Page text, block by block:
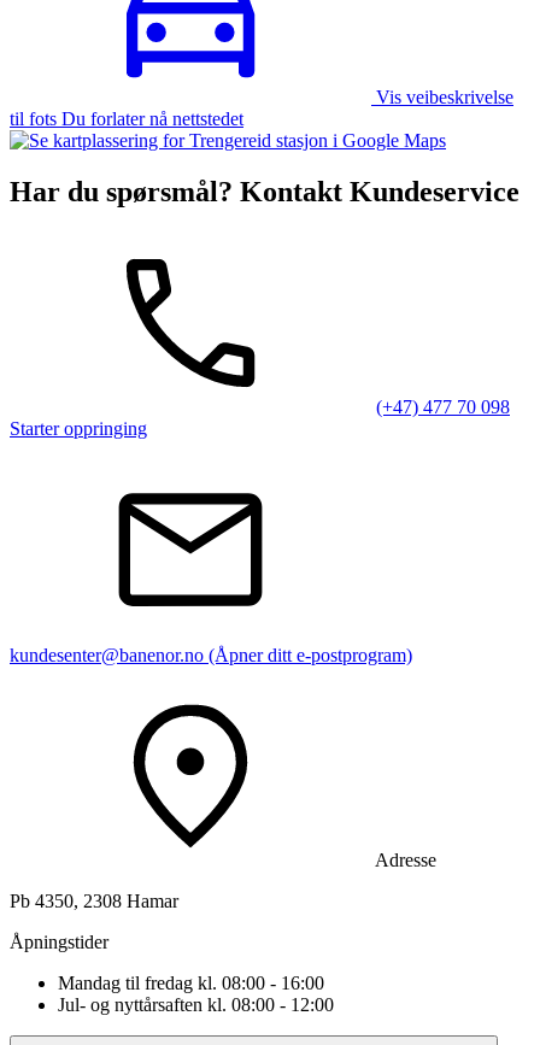
Vis veibeskrivelse
til fots Du forlater nå nettstedet
Har du spørsmål? Kontakt Kundeservice
(+47) 477 70 098
Starter oppringing
kundesenter@banenor.no (Åpner ditt e-postprogram)
Adresse
Pb 4350, 2308 Hamar
Åpningstider
Mandag til fredag kl. 08:00 - 16:00
Jul- og nyttårsaften kl. 08:00 - 12:00